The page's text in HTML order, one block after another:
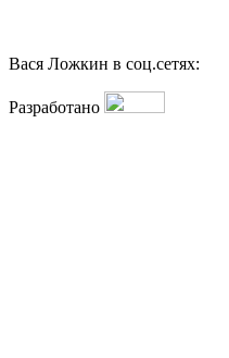
Вася Ложкин в соц.сетях:
Разработано